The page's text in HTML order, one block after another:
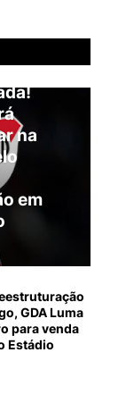
na
em
GDA Luma
para venda
Estádio